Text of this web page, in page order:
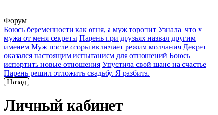
Форум
Боюсь беременности как огня, а муж торопит Узнала, что у
мужа от меня секреты Парень при друзьях назвал другим
именем Муж после ссоры включает режим молчания Декрет
оказался настоящим испытанием для отношений Боюсь
испортить новые отношения Упустила свой шанс на счастье
Парень решил отложить свадьбу. Я разбита.
Назад
Личный кабинет